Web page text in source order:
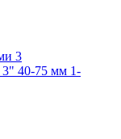
3" 40-75 мм 1-